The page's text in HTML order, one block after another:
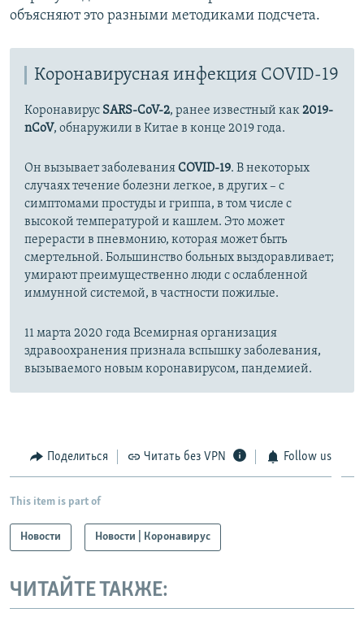
объясняют это разными методиками подсчета.
Коронавирусная инфекция COVID-19
Коронавирус SARS-CoV-2, ранее известный как2019-
nCoV, обнаружили в Китае в конце 2019 года.
Он вызывает заболеванияCOVID-19. В некоторых
случаях течение болезни легкое, в других – с
симптомами простуды и гриппа, в том числе с
высокой температурой и кашлем. Это может
перерасти в пневмонию, которая может быть
смертельной. Большинство больных выздоравливает;
умирают преимущественно люди с ослабленной
иммунной системой, в частности пожилые.
11 марта 2020 года Всемирная организация
здравоохранения признала вспышку заболевания,
вызываемого новым коронавирусом, пандемией.
Поделиться Читать без VPN Follow us
This item is part of
Новости Новости | Коронавирус
ЧИТАЙТЕ ТАКЖЕ: